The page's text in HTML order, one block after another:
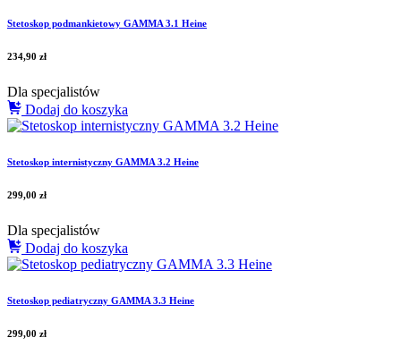
Stetoskop podmankietowy GAMMA 3.1 Heine
234,90 zł
Dla specjalistów
Dodaj do koszyka
Stetoskop internistyczny GAMMA 3.2 Heine
299,00 zł
Dla specjalistów
Dodaj do koszyka
Stetoskop pediatryczny GAMMA 3.3 Heine
299,00 zł